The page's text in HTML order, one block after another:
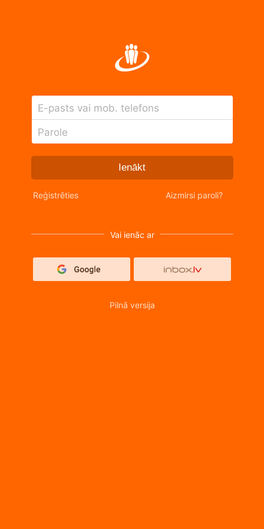
E-pasts vai mob. telefons
Parole
Ienākt
Reģistrēties Aizmirsi paroli?
Vai ienāc ar
Pilnā versija